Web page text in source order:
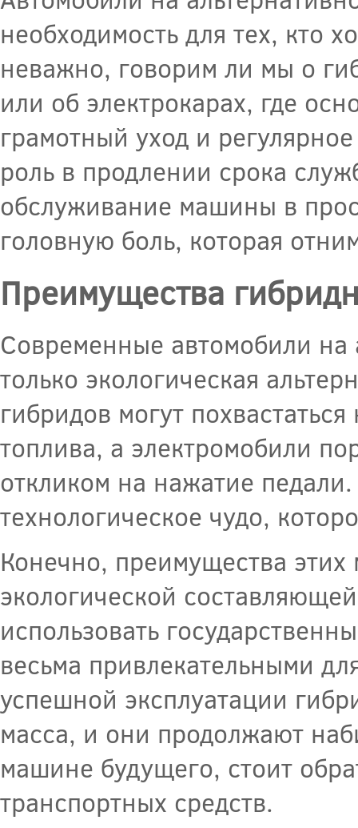
необходимость для тех, кто
неважно, говорим ли мы о
или об электрокарах, где
грамотный уход и
роль в продлении срока
обслуживание машины в
головную боль, которая
Преимущества
Современные автомобили на
только экологическая
гибридов могут
топлива, а электромобили
откликом на нажатие
технологическое чудо,
Конечно, преимущества
экологической
использовать
весьма привлекательными
успешной эксплуатации
масса, и они продолжают
машине будущего, стоит
транспортных средств.